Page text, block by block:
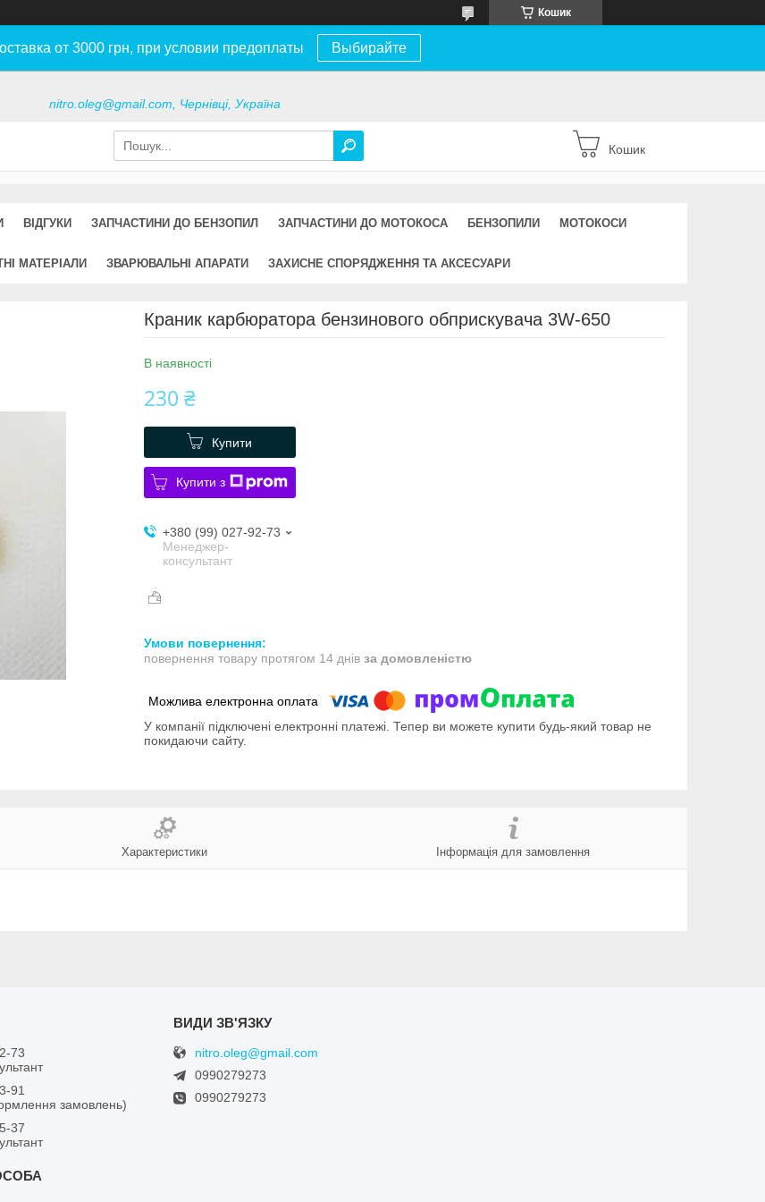
Кошик
от 3000 грн, при условии предоплаты Выбирайте
nitro.oleg@gmail.com, Чернівці, Україна
Кошик
ВІДГУКИ ЗАПЧАСТИНИ ДО БЕНЗОПИЛ ЗАПЧАСТИНИ ДО МОТОКОСА БЕНЗОПИЛИ МОТОКОСИ
МАТЕРІАЛИ ЗВАРЮВАЛЬНІ АПАРАТИ ЗАХИСНЕ СПОРЯДЖЕННЯ ТА АКСЕСУАРИ
Краник карбюратора бензинового обприскувача 3W-650
В наявності
230 ₴
Купити
Купити з
+380 (99) 027-92-73
Менеджер-
консультант
повернення товару протягом 14 днів за домовленістю
У компанії підключені електронні платежі. Тепер ви можете купити будь-який товар не
покидаючи сайту.
Характеристики Інформація для замовлення
73
91
замовлень)
37
nitro.oleg@gmail.com
0990279273
0990279273